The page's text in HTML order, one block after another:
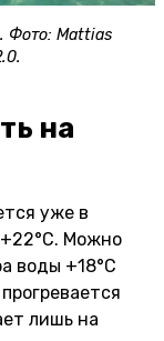
Фото: Mattias
на
уже в
+22°С. Можно
воды +18°С
лишь на